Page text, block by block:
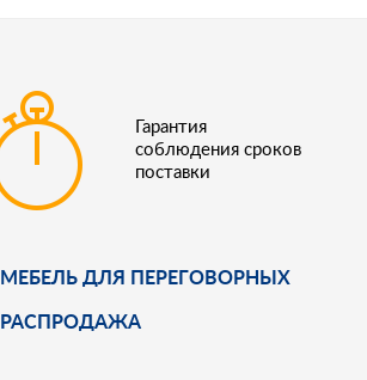
Гарантия
соблюдения сроков
поставки
МЕБЕЛЬ ДЛЯ ПЕРЕГОВОРНЫХ
РАСПРОДАЖА